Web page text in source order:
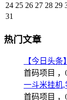
24 25 26 27 28 29
31
热门文章
【今日头
首码项目 ，
一斗米挂机
首码项目 ，